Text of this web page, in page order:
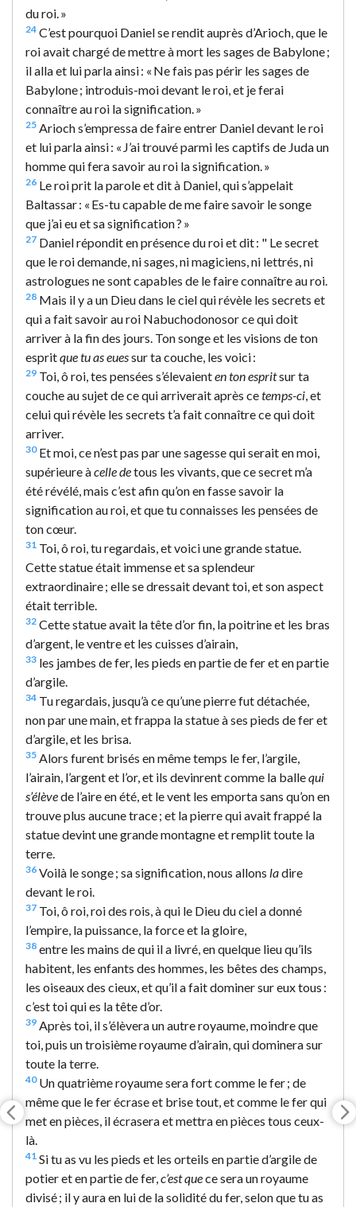
du roi. »
24 C’est pourquoi Daniel se rendit auprès d’Arioch, que le
roi avait chargé de mettre à mort les sages de Babylone ;
il alla et lui parla ainsi : « Ne fais pas périr les sages de
Babylone ; introduis-moi devant le roi, et je ferai
connaître au roi la signification. »
25 Arioch s’empressa de faire entrer Daniel devant le roi
et lui parla ainsi : « J’ai trouvé parmi les captifs de Juda un
homme qui fera savoir au roi la signification. »
26 Le roi prit la parole et dit à Daniel, qui s’appelait
Baltassar : « Es-tu capable de me faire savoir le songe
que j’ai eu et sa signification ? »
27 Daniel répondit en présence du roi et dit : " Le secret
que le roi demande, ni sages, ni magiciens, ni lettrés, ni
astrologues ne sont capables de le faire connaître au roi.
28 Mais il y a un Dieu dans le ciel qui révèle les secrets et
qui a fait savoir au roi Nabuchodonosor ce qui doit
arriver à la fin des jours. Ton songe et les visions de ton
espritque tu as euessur ta couche, les voici :
29 Toi, ô roi, tes pensées s’élevaienten ton espritsur ta
couche au sujet de ce qui arriverait après cetemps-ci , et
celui qui révèle les secrets t’a fait connaître ce qui doit
arriver.
30Et moi, ce n’est pas par une sagesse qui serait en moi,
supérieure àcelle detous les vivants, que ce secret m’a
été révélé, mais c’est afin qu’on en fasse savoir la
signification au roi, et que tu connaisses les pensées de
ton cœur.
31 Toi, ô roi, tu regardais, et voici une grande statue.
Cette statue était immense et sa splendeur
extraordinaire ; elle se dressait devant toi, et son aspect
était terrible.
32 Cette statue avait la tête d’or fin, la poitrine et les bras
d’argent, le ventre et les cuisses d’airain,
33 les jambes de fer, les pieds en partie de fer et en partie
d’argile.
34 Tu regardais, jusqu’à ce qu’une pierre fut détachée,
non par une main, et frappa la statue à ses pieds de fer et
d’argile, et les brisa.
35 Alors furent brisés en même temps le fer, l’argile,
l’airain, l’argent et l’or, et ils devinrent comme la ballequi
s’élèvede l’aire en été, et le vent les emporta sans qu’on en
trouve plus aucune trace ; et la pierre qui avait frappé la
statue devint une grande montagne et remplit toute la
terre.
36 Voilà le songe ; sa signification, nous allons ladire
devant le roi.
37 Toi, ô roi, roi des rois, à qui le Dieu du ciel a donné
l’empire, la puissance, la force et la gloire,
38 entre les mains de qui il a livré, en quelque lieu qu’ils
habitent, les enfants des hommes, les bêtes des champs,
les oiseaux des cieux, et qu’il a fait dominer sur eux tous :
c’est toi qui es la tête d’or.
39 Après toi, il s’élèvera un autre royaume, moindre que
toi, puis un troisième royaume d’airain, qui dominera sur
toute la terre.
40Un quatrième royaume sera fort comme le fer ; de
même que le fer écrase et brise tout, et comme le fer qui
met en pièces, il écrasera et mettra en pièces tous ceux-
là.
41 Si tu as vu les pieds et les orteils en partie d’argile de
potier et en partie de fer, c’est quece sera un royaume
divisé ; il y aura en lui de la solidité du fer, selon que tu as